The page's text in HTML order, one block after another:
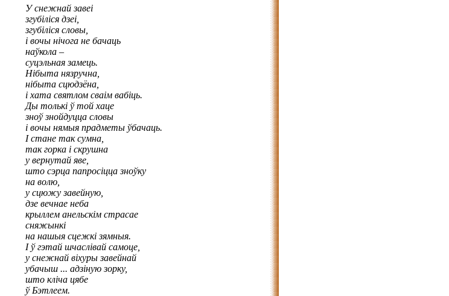
У снежнай завеі
згубіліся дзеі,
згубіліся словы,
і вочы нічога не бачаць
наўкола –
суцэльная замець.
Нібыта нязручна,
нібыта сцюдзёна,
і хата святлом сваім вабіць.
Ды толькі ў той хаце
зноў знойдуцца словы
і вочы нямыя прадметы ўбачаць.
І стане так сумна,
так горка і скрушна
у вернутай яве,
што сэрца папросіцца зноўку
на волю,
у сцюжу завейную,
дзе вечнае неба
крыллем анельскім страсае
сняжынкі
на нашыя сцежкі зямныя.
І ў гэтай шчаслівай самоце,
у снежнай віхуры завейнай
убачыш ... адзіную зорку,
што кліча цябе
ў Бэтлеем.